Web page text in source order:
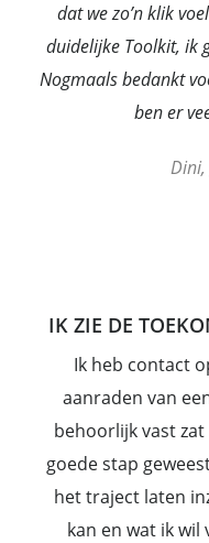
dat we zo’n klik
duidelijke Toolkit, ik
Nogmaals bedankt
ben er
IK ZIE DE
Ik heb contact
aanraden van
behoorlijk vast
goede stap
het traject laten
kan en wat ik wil